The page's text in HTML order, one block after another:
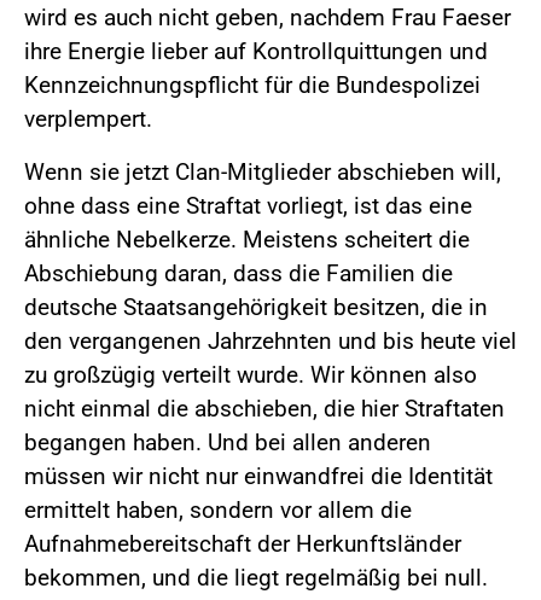
wird es auch nicht geben, nachdem Frau Faeser
ihre Energie lieber auf Kontrollquittungen und
Kennzeichnungspflicht für die Bundespolizei
verplempert.
Wenn sie jetzt Clan-Mitglieder abschieben will,
ohne dass eine Straftat vorliegt, ist das eine
ähnliche Nebelkerze. Meistens scheitert die
Abschiebung daran, dass die Familien die
deutsche Staatsangehörigkeit besitzen, die in
den vergangenen Jahrzehnten und bis heute viel
zu großzügig verteilt wurde. Wir können also
nicht einmal die abschieben, die hier Straftaten
begangen haben. Und bei allen anderen
müssen wir nicht nur einwandfrei die Identität
ermittelt haben, sondern vor allem die
Aufnahmebereitschaft der Herkunftsländer
bekommen, und die liegt regelmäßig bei null.